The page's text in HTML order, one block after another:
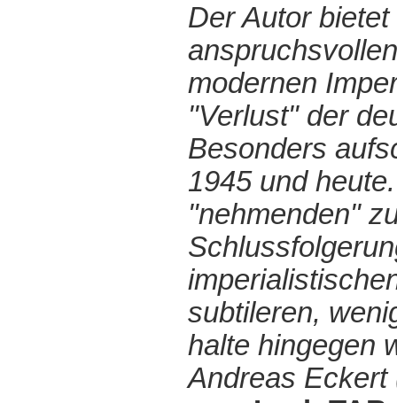
Der Autor
modernen
"Verlust" der
Besonders
1945 und
"nehmenden"
subtileren,
halte hingegen
Andreas Eckert